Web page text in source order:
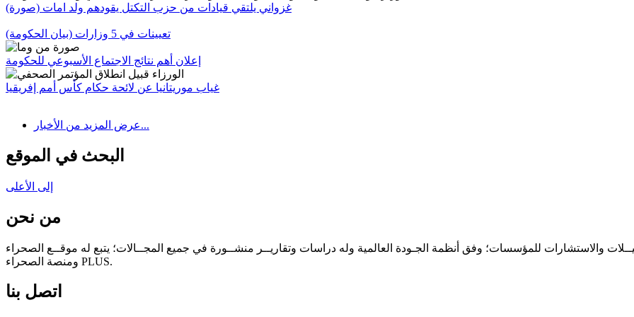
غزواني يلتقي قيادات من حزب التكتل يقودهم ولد امات (صورة)
تعيينات في 5 وزارات (بيان الحكومة)
إعلان أهم نتائج الاجتماع الأسبوعي للحكومة
غياب موريتانيا عن لائحة حكام كأس أمم إفريقيا
عرض المزيد من الأخبار...
البحث في الموقع
إلى الأعلى
من نحن
والاستشارات للمؤسسات؛ وفق أنظمة الجـودة العالمية وله دراسات وتقاريــر منشــورة في جميع المجــالات؛ يتبع له موقــع الصحراء
ومنصة الصحراء PLUS.
اتصل بنا